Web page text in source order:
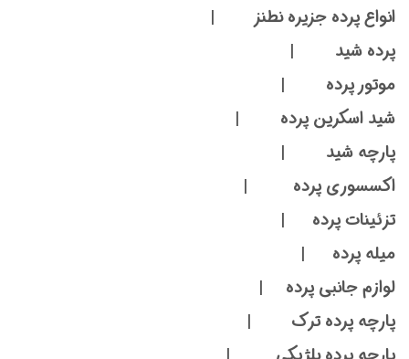
انواع پرده جزیره نطنز |
پرده شید |
موتور پرده |
شید اسکرین پرده |
پارچه شید |
اکسسوری پرده |
تزئینات پرده |
میله پرده |
لوازم جانبی پرده |
پارچه پرده ترک |